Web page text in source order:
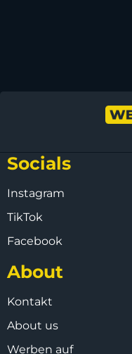
Socials
Instagram
TikTok
Facebook
About
Kontakt
About us
Werben auf